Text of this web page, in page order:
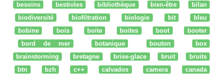
besoins
bestioles bibliothèque bien-être
bilan
biodiversité
biofiltration biologie bit
bleu
bobine
bois boite boites boot
booter
bord de mer
botanique bouton
box
brainstorming
bretagne brise-glace bruit
bruits
btn
bzh c++ calvados camera
canada